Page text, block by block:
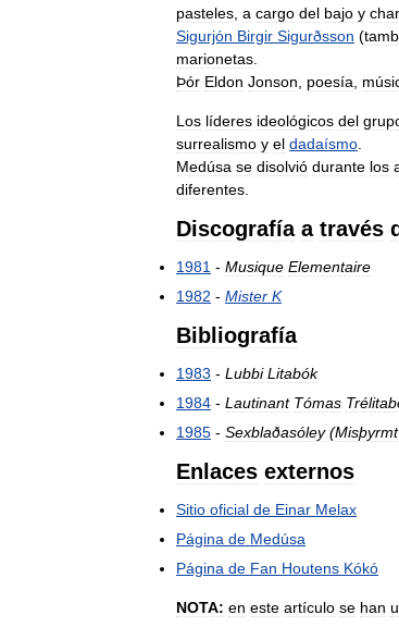
pasteles a cargo del bajo y
Sigurjón Birgir Sigurðsson (
marionetas
Þór Eldon Jonson poesía
Los líderes ideológicos del
surrealismo y el dadaísmo
Medúsa se disolvió durante los
diferentes
Discografía a través
1981 - Musique Elementaire
1982 - Mister K
Bibliografía
1983 - Lubbi Litabók
1984 - Lautinant Tómas
1985 - Sexblaðasóley(Misþyrmt
Enlaces externos
Sitio oficial de Einar Melax
Página de Medúsa
Página de Fan Houtens Kókó
NOTA: en este artículo se han